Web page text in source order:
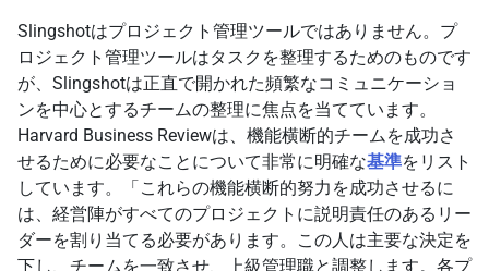
Slingshotはプロジェクト管理ツールではありません。プ
ロジェクト管理ツールはタスクを整理するためのものです
が、Slingshotは正直で開かれた頻繁なコミュニケーショ
ンを中心とするチームの整理に焦点を当てています。
Harvard Business Reviewは、機能横断的チームを成功さ
せるために必要なことについて非常に明確な基準をリスト
しています。「これらの機能横断的努力を成功させるに
は、経営陣がすべてのプロジェクトに説明責任のあるリー
ダーを割り当てる必要があります。この人は主要な決定を
下し、チームを一致させ、上級管理職と調整します。各プ